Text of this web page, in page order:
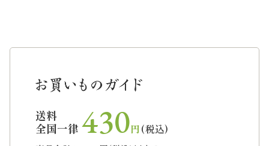
送料
全国一律 430円(税込)